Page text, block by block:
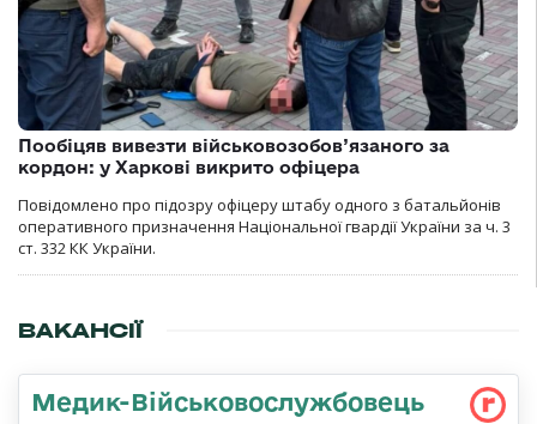
Пообіцяв вивезти військовозобов’язаного за
кордон: у Харкові викрито офіцера
Повідомлено про підозру офіцеру штабу одного з батальйонів
оперативного призначення Національної гвардії України за ч. 3
ст. 332 КК України.
ВАКАНСІЇ
Медик-Військовослужбовець